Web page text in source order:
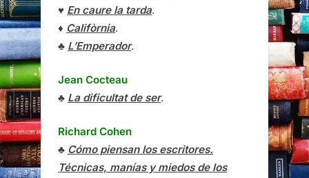
♥ En caure la tarda.
♦ Califòrnia.
♣ L’Emperador.
Jean Cocteau
♣ La dificultat de ser.
Richard Cohen
♣ Cómo piensan los escritores.
Técnicas, manías y miedos de los